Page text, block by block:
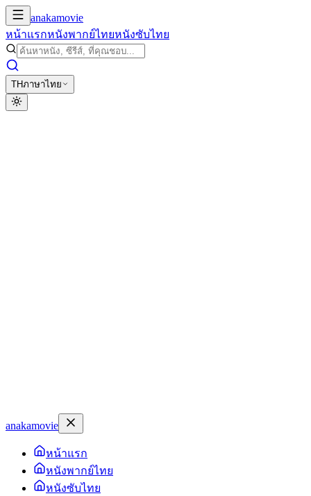
anakamovie
หน้าแรกหนังพากย์ไทยหนังซับไทย
THภาษาไทย
anakamovie
หน้าแรก
หนังพากย์ไทย
หนังซับไทย